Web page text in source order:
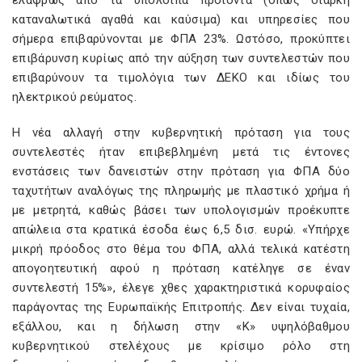
καταναλωτικά αγαθά και καύσιμα) και υπηρεσίες που
σήμερα επιβαρύνονται με ΦΠΑ 23%. Ωστόσο, προκύπτει
επιβάρυνση κυρίως από την αύξηση των συντελεστών που
επιβαρύνουν τα τιμολόγια των ΔΕΚΟ και ιδίως του
ηλεκτρικού ρεύματος.
Η νέα αλλαγή στην κυβερνητική πρόταση για τους
συντελεστές ήταν επιβεβλημένη μετά τις έντονες
ενστάσεις των δανειστών στην πρόταση για ΦΠΑ δύο
ταχυτήτων αναλόγως της πληρωμής με πλαστικό χρήμα ή
με μετρητά, καθώς βάσει των υπολογισμών προέκυπτε
απώλεια στα κρατικά έσοδα έως 6,5 δισ. ευρώ. «Υπήρχε
μικρή πρόοδος στο θέμα του ΦΠΑ, αλλά τελικά κατέστη
απογοητευτική αφού η πρόταση κατέληγε σε έναν
συντελεστή 15%», έλεγε χθες χαρακτηριστικά κορυφαίος
παράγοντας της Ευρωπαϊκής Επιτροπής. Δεν είναι τυχαία,
εξάλλου, και η δήλωση στην «Κ» υψηλόβαθμου
κυβερνητικού στελέχους με κρίσιμο ρόλο στη